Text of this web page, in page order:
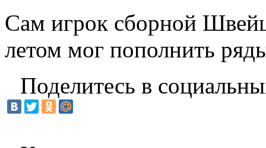
Сам игрок сборной
летом мог пополнить
Поделитесь в